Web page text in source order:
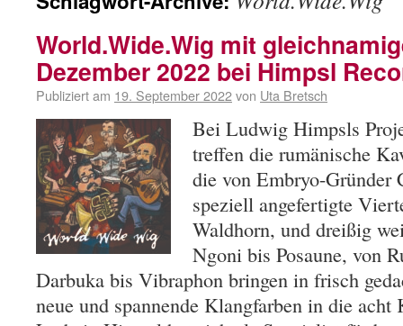
World.Wide.Wig mit
Dezember 2022 bei Himpsl
Publiziert am 19. September 2022von Uta Bretsch
Bei Ludwig Himpsls
treffen die rumänische
die von Embryo-Gründer
speziell angefertigte
Waldhorn, und dreißig
Ngoni bis Posaune, von
Darbuka bis Vibraphon bringen in frisch
neue und spannende Klangfarben in die